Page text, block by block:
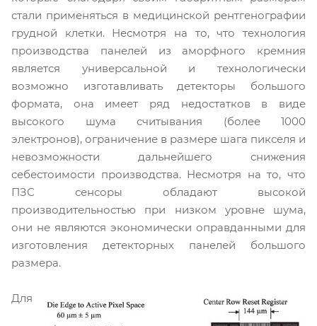
стали применяться в медицинской рентгенографии
грудной клетки. Несмотря на то, что технология
производства панелей из аморфного кремния
является универсальной и технологически
возможно изготавливать детекторы большого
формата, она имеет ряд недостатков в виде
высокого шума считывания (более 1000
электронов), ограничение в размере шага пикселя и
невозможности дальнейшего снижения
себестоимости производства. Несмотря на то, что
ПЗС сенсоры обладают высокой
производительностью при низком уровне шума,
они не являются экономически оправданными для
изготовления детекторных панелей большого
размера.
Для